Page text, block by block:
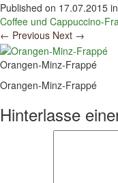
Published on 17.07.2015 in
Coffee und Cappuccino-
← Previous Next →
Orangen-Minz-Frappé
Orangen-Minz-Frappé
Hinterlasse